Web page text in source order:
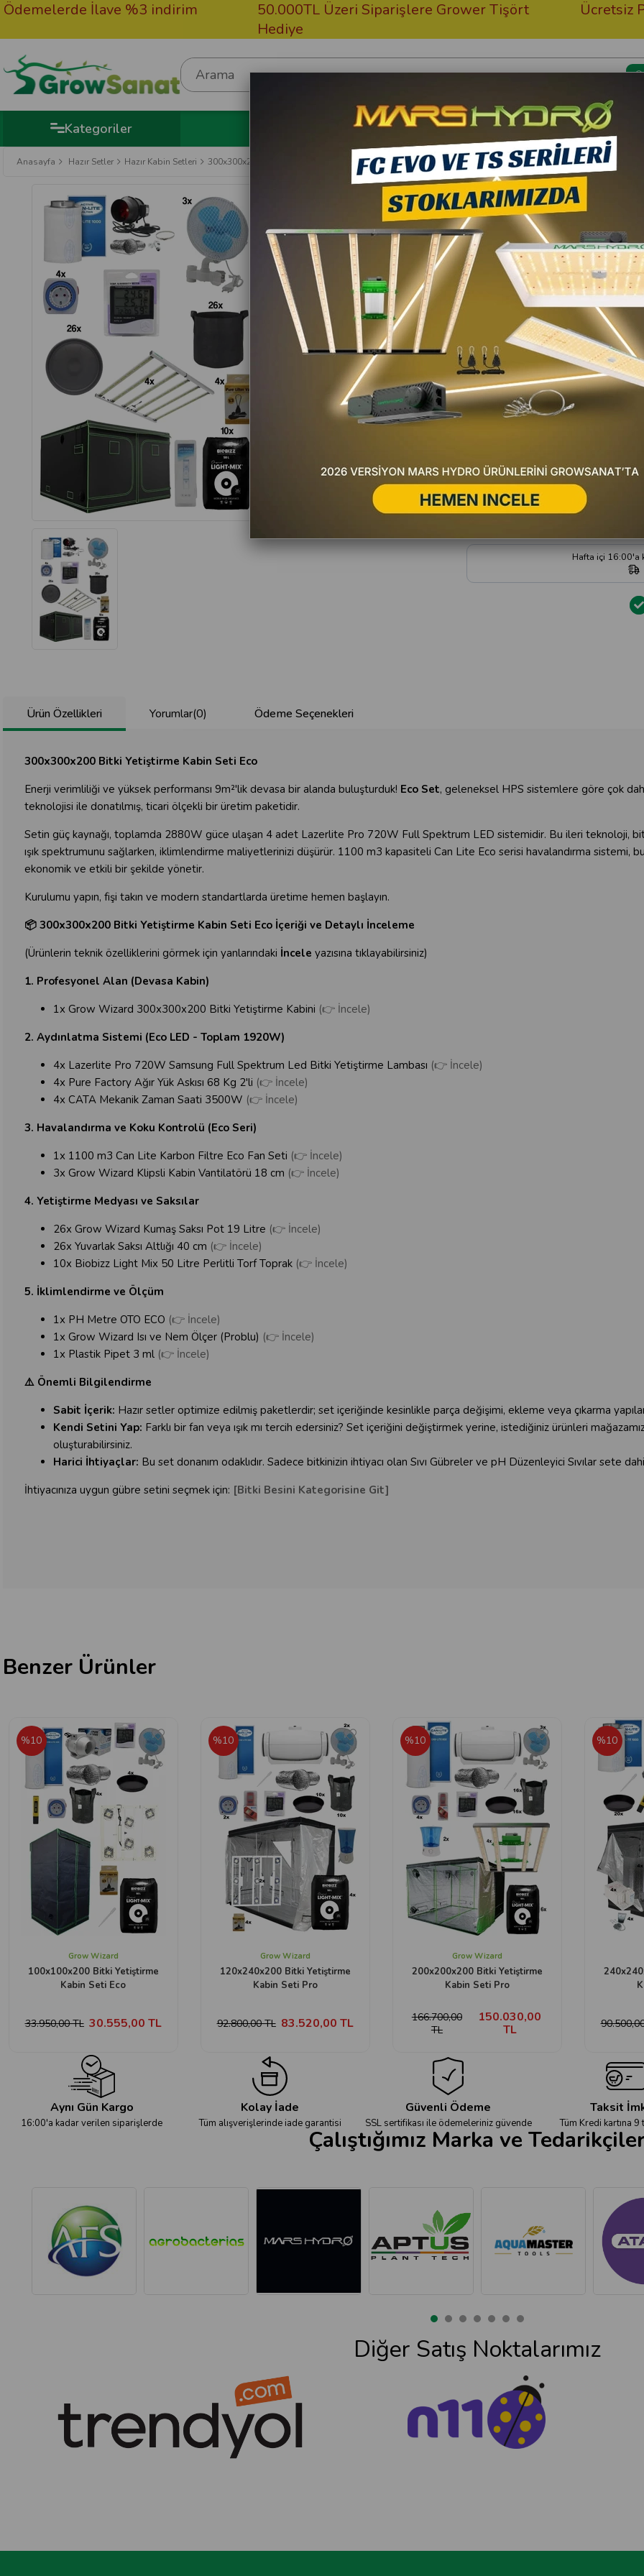
İlave %3 indirim
50.000TL Üzeri Siparişlere Grower Tişört
Ücretsiz
Kategoriler Kargom Nerede? Bitki
Anasayfa Hazır Setler Hazır Kabin Setleri 300x300x200 Bitki Yetiştirme Kabin Seti Eco
Grow Wizard
300x300x200 Bitki
10
177.400,00 TL
159.660,00 TL
Kritik Stok
Yorum Yaz
Hafta içi 16:00'a
Ürün Özellikleri Yorumlar(0) Ödeme Seçenekleri
300x300x200 Bitki Yetiştirme Kabin Seti Eco
Enerji verimliliği ve yüksek performansı 9m²'lik devasa bir alanda buluşturduk! Eco Set, geleneksel HPS sistemlere göre çok
teknolojisi ile donatılmış, ticari ölçekli bir üretim paketidir.
Setin güç kaynağı, toplamda 2880W güce ulaşan 4 adet Lazerlite Pro 720W Full Spektrum LED sistemidir. Bu ileri teknoloji,
ışık spektrumunu sağlarken, iklimlendirme maliyetlerinizi düşürür. 1100 m3 kapasiteli Can Lite Eco serisi havalandırma sistemi,
ekonomik ve etkili bir şekilde yönetir.
Kurulumu yapın, fişi takın ve modern standartlarda üretime hemen başlayın.
📦 300x300x200 Bitki Yetiştirme Kabin Seti Eco İçeriği ve Detaylı İnceleme
(Ürünlerin teknik özelliklerini görmek için yanlarındaki İncele yazısına tıklayabilirsiniz)
1. Profesyonel Alan (Devasa Kabin)
1x Grow Wizard 300x300x200 Bitki Yetiştirme Kabini (👉 İncele)
2. Aydınlatma Sistemi (Eco LED - Toplam 1920W)
4x Lazerlite Pro 720W Samsung Full Spektrum Led Bitki Yetiştirme Lambası (👉 İncele)
4x Pure Factory Ağır Yük Askısı 68 Kg 2'li (👉 İncele)
4x CATA Mekanik Zaman Saati 3500W (👉 İncele)
3. Havalandırma ve Koku Kontrolü (Eco Seri)
1x 1100 m3 Can Lite Karbon Filtre Eco Fan Seti (👉 İncele)
3x Grow Wizard Klipsli Kabin Vantilatörü 18 cm (👉 İncele)
4. Yetiştirme Medyası ve Saksılar
26x Grow Wizard Kumaş Saksı Pot 19 Litre (👉 İncele)
26x Yuvarlak Saksı Altlığı 40 cm (👉 İncele)
10x Biobizz Light Mix 50 Litre Perlitli Torf Toprak (👉 İncele)
5. İklimlendirme ve Ölçüm
1x PH Metre OTO ECO (👉 İncele)
1x Grow Wizard Isı ve Nem Ölçer (Problu) (👉 İncele)
1x Plastik Pipet 3 ml (👉 İncele)
⚠️ Önemli Bilgilendirme
Sabit İçerik: Hazır setler optimize edilmiş paketlerdir; set içeriğinde kesinlikle parça değişimi, ekleme veya çıkarma
Kendi Setini Yap: Farklı bir fan veya ışık mı tercih edersiniz? Set içeriğini değiştirmek yerine, istediğiniz ürünleri
oluşturabilirsiniz.
Harici İhtiyaçlar: Bu set donanım odaklıdır. Sadece bitkinizin ihtiyacı olan Sıvı Gübreler ve pH Düzenleyici Sıvılar sete
İhtiyacınıza uygun gübre setini seçmek için: [Bitki Besini Kategorisine Git]
Benzer Ürünler
Grow Wizard
100x100x200 Bitki Yetiştirme
Kabin Seti Eco
30.555,00 TL
33.950,00 TL
%10
Grow Wizard
120x240x200 Bitki Yetiştirme
Kabin Seti Pro
83.520,00 TL
92.800,00 TL
%10
Grow Wizard
200x200x200 Bitki Yetiştirme
Kabin Seti Pro
150.030,00
TL
166.700,00
TL
%10 %10
Aynı Gün Kargo
16:00'a kadar verilen siparişlerde
Kolay İade
Tüm alışverişlerinde iade garantisi
Güvenli Ödeme
SSL sertifikası ile ödemeleriniz güvende
Taksit
Tüm Kredi kartına 9
Çalıştığımız Marka ve
Diğer Satış Noktalarımız